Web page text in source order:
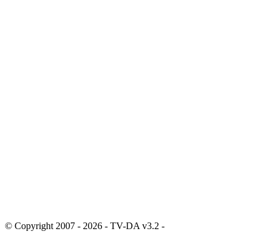
© Copyright 2007 - 2026 - TV-DA v3.2 -